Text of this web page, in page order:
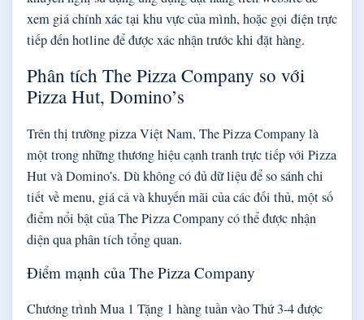
xem giá chính xác tại khu vực của mình, hoặc gọi điện trực
tiếp đến hotline để được xác nhận trước khi đặt hàng.
Phân tích The Pizza Company so với
Pizza Hut, Domino’s
Trên thị trường pizza Việt Nam, The Pizza Company là
một trong những thương hiệu cạnh tranh trực tiếp với Pizza
Hut và Domino’s. Dù không có đủ dữ liệu để so sánh chi
tiết về menu, giá cả và khuyến mãi của các đối thủ, một số
điểm nổi bật của The Pizza Company có thể được nhận
diện qua phân tích tổng quan.
Điểm mạnh của The Pizza Company
Chương trình Mua 1 Tặng 1 hàng tuần vào Thứ 3-4 được